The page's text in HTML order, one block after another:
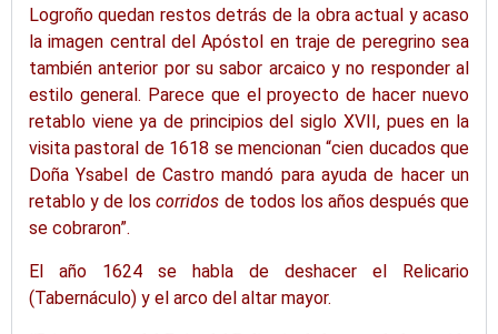
Logroño quedan restos detrás de la obra actual y acaso
la imagen central del Apóstol en traje de peregrino sea
también anterior por su sabor arcaico y no responder al
estilo general. Parece que el proyecto de hacer nuevo
retablo viene ya de principios del siglo XVII, pues en la
visita pastoral de 1618 se mencionan “cien ducados que
DoñaYsabel de Castro mandó para ayuda de hacer un
retablo y de loscorridos de todos los años después que
se cobraron”.
El año 1624 se habla de deshacer el Relicario
(Tabernáculo) y el arco del altar mayor.